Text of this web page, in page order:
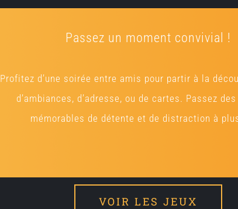
Passez un moment convivial !
Profitez d’une soirée entre amis pour partir à la
d’ambiances, d’adresse, ou de cartes. Passez
mémorables de détente et de distraction à
VOIR LES JEUX